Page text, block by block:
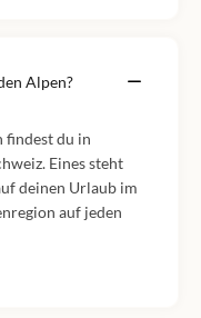
Alpen?
findest du in
Eines steht
deinen Urlaub im
auf jeden